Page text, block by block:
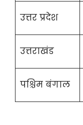
उत्तर प्रदेश
उत्तराखंड
पश्चिम बंगाल